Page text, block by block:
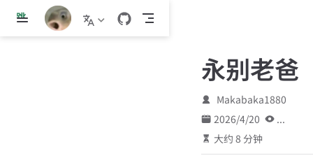
跳
永别老爸
Makabaka1880
2026/4/20
...
大约 8 分钟